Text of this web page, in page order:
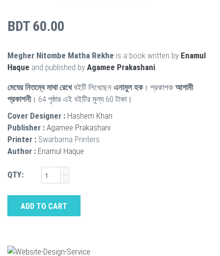
BDT 60.00
Megher Nitombe Matha Rekhe is a book written by Enamul
Haque and published by Agamee Prakashani
মেঘের নিতম্বে মাথা রেখেবইটি লিখেছেন এনামুল হক। প্রকাশক আগামী
প্রকাশনী। 64 পৃষ্ঠার এই বইটির মূল্য 60 টাকা।
Cover Designer : Hashem Khan
Publisher : Agamee Prakashani
Printer : Swarbarna Printers
Author : Enamul Haque
QTY:
ADD TO CART